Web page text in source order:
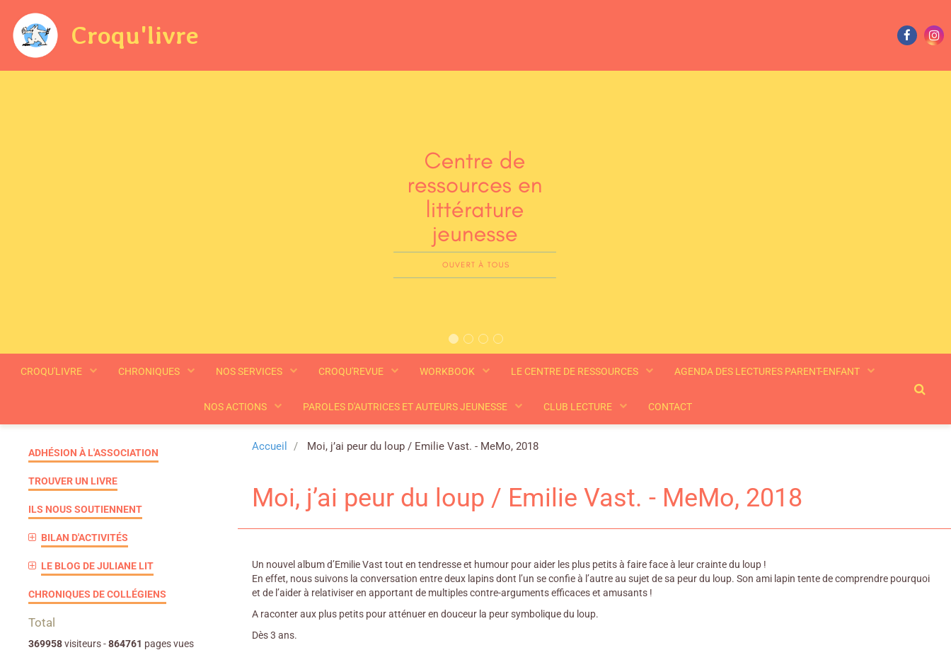
Croqu'livre
CROQU'LIVRE CHRONIQUES NOS SERVICES CROQU'REVUE WORKBOOK LE CENTRE DE RESSOURCES AGENDA DES LECTURES PARENT-ENFANT
NOS ACTIONS PAROLES D'AUTRICES ET AUTEURS JEUNESSE CLUB LECTURE CONTACT
Accueil Moi, j’ai peur du loup / Emilie Vast. - MeMo, 2018
Moi, j’ai peur du loup / Emilie Vast. - MeMo, 2018
Un nouvel album d’Emilie Vast tout en tendresse et humour pour aider les plus petits à faire face à leur crainte du loup !
En effet, nous suivons la conversation entre deux lapins dont l’un se confie à l’autre au sujet de sa peur du loup. Son ami lapin tente de comprendre pourquoi
et de l’aider à relativiser en apportant de multiples contre-arguments efficaces et amusants !
A raconter aux plus petits pour atténuer en douceur la peur symbolique du loup.
Dès 3 ans.
ADHÉSION À L'ASSOCIATION
TROUVER UN LIVRE
ILS NOUS SOUTIENNENT
BILAN D'ACTIVITÉS
LE BLOG DE JULIANE LIT
CHRONIQUES DE COLLÉGIENS
Total
369958visiteurs -864761 pages vues